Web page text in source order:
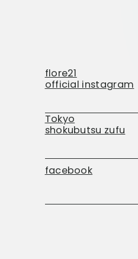
flore21
official instagram
Tokyo
shokubutsu zufu
facebook